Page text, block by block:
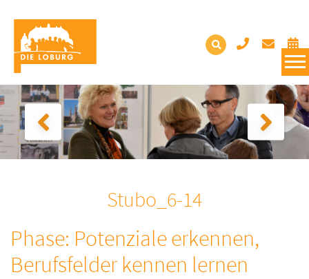
Stubo_6-14
Phase: Potenziale erkennen,
Berufsfelder kennen lernen